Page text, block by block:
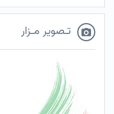
تـصویر مـزار